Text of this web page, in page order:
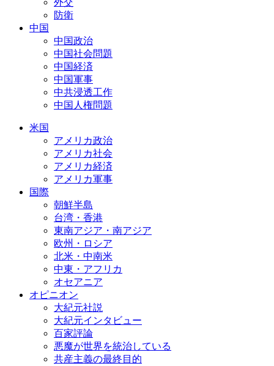
外交
防衛
中国
中国政治
中国社会問題
中国経済
中国軍事
中共浸透工作
中国人権問題
米国
アメリカ政治
アメリカ社会
アメリカ経済
アメリカ軍事
国際
朝鮮半島
台湾・香港
東南アジア・南アジア
欧州・ロシア
北米・中南米
中東・アフリカ
オセアニア
オピニオン
大紀元社説
大紀元インタビュー
百家評論
悪魔が世界を統治している
共産主義の最終目的